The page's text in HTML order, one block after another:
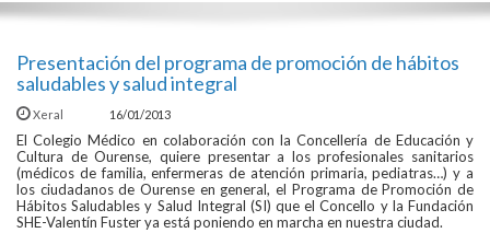
Presentación del programa de promoción de hábitos
saludables y salud integral
Xeral 16/01/2013
El Colegio Médico en colaboración con la Concellería de Educación y
Cultura de Ourense, quiere presentar a los profesionales sanitarios
(médicos de familia, enfermeras de atención primaria, pediatras…) y a
los ciudadanos de Ourense en general, el Programa de Promoción de
Hábitos Saludables y Salud Integral (SI) que el Concello y la Fundación
SHE-Valentín Fuster ya está poniendo en marcha en nuestra ciudad.